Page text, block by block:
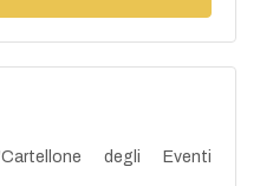
degli Eventi